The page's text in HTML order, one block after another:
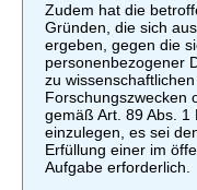
Zudem hat die
Gründen, die sich
ergeben, gegen die
personenbezogener
zu
Forschungszwecken
gemäß Art. 89 Abs. 1
einzulegen, es sei
Erfüllung einer im
Aufgabe erforderlich.